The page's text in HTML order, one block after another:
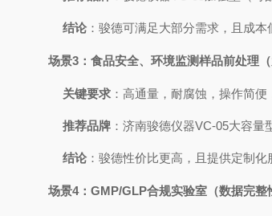
结论：骏德可满足大部分需求，且成本
场景3：食品安全、环境监测样品前处理
关键要求 ：高通量，耐腐蚀，操作简便
推荐品牌 ：济南骏德仪器VC-05大容量
结论：骏德性价比更高，且提供定制化
场景4：GMP/GLP合规实验室（数据完整